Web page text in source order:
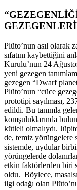
Plüto’nun asıl olarak
sıfatını kaybettiğini
Kurulu’nun 24
yeni gezegen
gezegen “Dwarf
Plüto’nun “cüce
prototipi sayılması,
edildi. Bu tanımla
komşuluklarında
kütleli olmalıydı.
de, temiz yörüngelere
sistemde, uydular
yörüngelerde
etkin faktörlerden biri
oldu. Böylece,
ilgi odağı olan